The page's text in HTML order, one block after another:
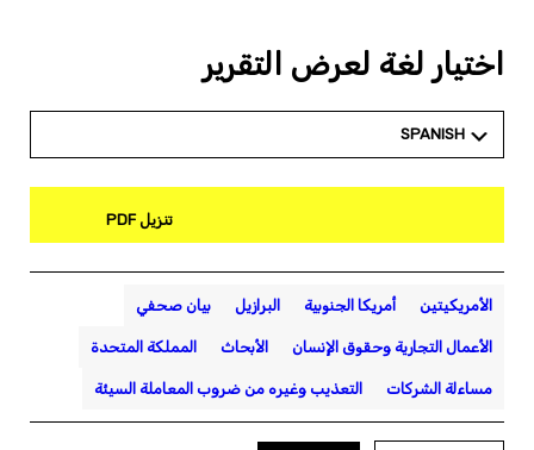
اختيار لغة لعرض التقرير
SPANISH
تنزيل PDF
الأمريكيتين أمريكا الجنوبية البرازيل بيان صحفي
الأعمال التجارية وحقوق الإنسان الأبحاث المملكة المتحدة
مساءلة الشركات التعذيب وغيره من ضروب المعاملة السيئة